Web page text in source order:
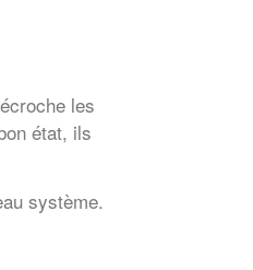
les
état, ils
système.